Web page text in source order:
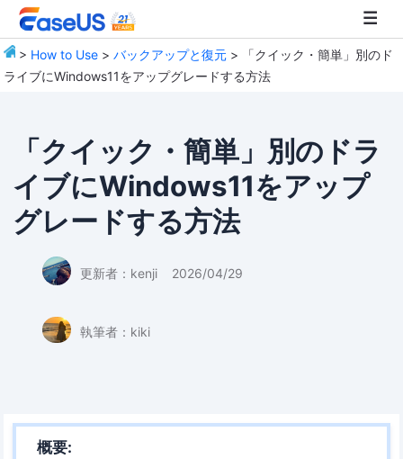
> How to Use >バックアップと復元 > 「クイック・簡単」別のド
ライブにWindows11をアップグレードする方法
「クイック・簡単」別のドラ
イブにWindows11をアップ
グレードする方法
更新者： kenji 2026/04/29
執筆者： kiki
概要: